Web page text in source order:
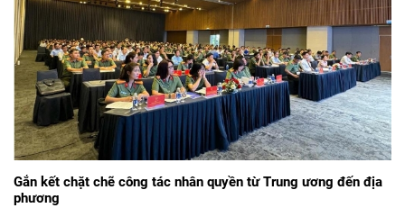
Gắn kết chặt chẽ công tác nhân quyền từ Trung ương đến địa
phương